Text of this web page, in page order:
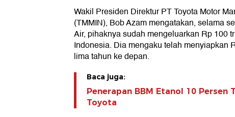
Wakil Presiden Direktur PT Toyota Motor
(TMMIN), Bob Azam mengatakan, selama
Air, pihaknya sudah mengeluarkan Rp 100
Indonesia. Dia mengaku telah menyiapkan
lima tahun ke depan.
Baca juga:
Penerapan BBM Etanol 10 Persen
Toyota